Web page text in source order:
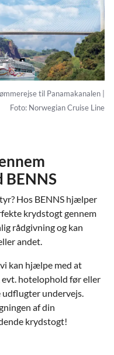
til Panamakanalen |
Foto: Norwegian Cruise Line
BENNS
Hos BENNS hjælper
krydstogt gennem
rådgivning og kan
andet.
kan hjælpe med at
hotelophold før eller
undervejs.
af din
krydstogt!